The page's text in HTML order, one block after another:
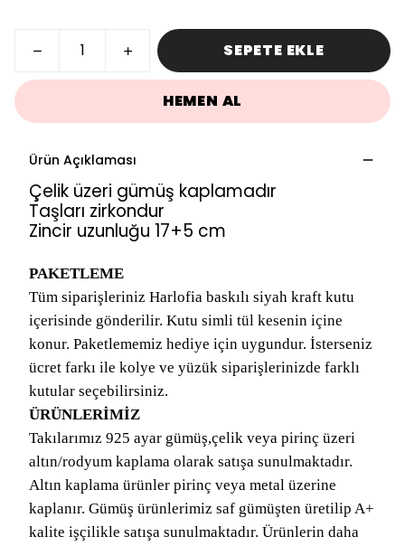
SEPETE EKLE
HEMEN AL
Ürün Açıklaması
Çelik üzeri gümüş kaplamadır
Taşları zirkondur
Zincir uzunluğu 17+5 cm
PAKETLEME
Tüm siparişleriniz Harlofia baskılı siyah kraft kutu
içerisinde gönderilir. Kutu simli tül kesenin içine
konur. Paketlememiz hediye için uygundur. İsterseniz
ücret farkı ile kolye ve yüzük siparişlerinizde farklı
kutular seçebilirsiniz.
ÜRÜNLERİMİZ
Takılarımız 925 ayar gümüş,çelik veya pirinç üzeri
altın/rodyum kaplama olarak satışa sunulmaktadır.
Altın kaplama ürünler pirinç veya metal üzerine
kaplanır. Gümüş ürünlerimiz saf gümüşten üretilip A+
kalite işçilikle satışa sunulmaktadır. Ürünlerin daha